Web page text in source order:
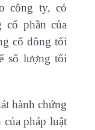
công ty, có
cổ phần của
cổ đông tối
số lượng tối
hành chứng
pháp luật